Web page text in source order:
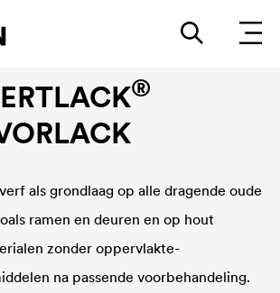
®
als grondlaag op alle dragende oude
ramen en deuren en op hout
zonder oppervlakte-
na passende voorbehandeling.